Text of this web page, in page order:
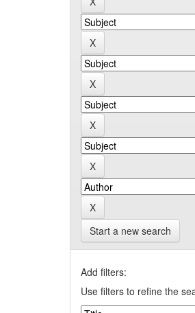
Start a new search
Add filters:
Use filters to refine the